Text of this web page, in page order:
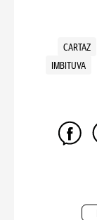
CARTAZ
IMBITUVA